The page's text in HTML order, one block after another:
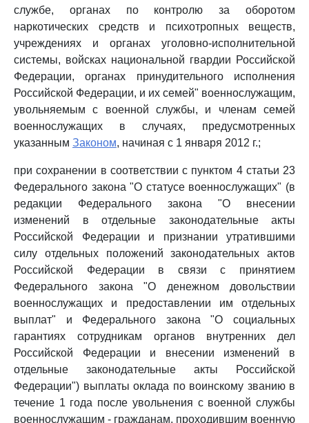
службе, органах по контролю за оборотом
наркотических средств и психотропных веществ,
учреждениях и органах уголовно-исполнительной
системы, войсках национальной гвардии Российской
Федерации, органах принудительного исполнения
Российской Федерации, и их семей" военнослужащим,
увольняемым с военной службы, и членам семей
военнослужащих в случаях, предусмотренных
указанным Законом, начиная с 1 января 2012 г.;
при сохранении в соответствии с пунктом 4 статьи 23
Федерального закона "О статусе военнослужащих" (в
редакции Федерального закона "О внесении
изменений в отдельные законодательные акты
Российской Федерации и признании утратившими
силу отдельных положений законодательных актов
Российской Федерации в связи с принятием
Федерального закона "О денежном довольствии
военнослужащих и предоставлении им отдельных
выплат" и Федерального закона "О социальных
гарантиях сотрудникам органов внутренних дел
Российской Федерации и внесении изменений в
отдельные законодательные акты Российской
Федерации") выплаты оклада по воинскому званию в
течение 1 года после увольнения с военной службы
военнослужащим - гражданам, проходившим военную